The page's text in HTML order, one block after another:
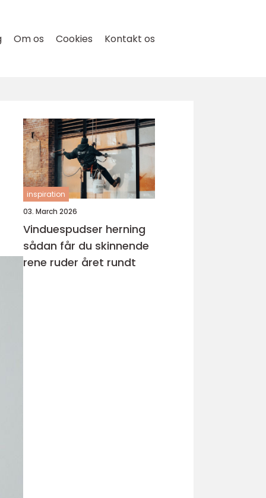
Om os Cookies Kontakt os
inspiration
03. March 2026
Vinduespudser herning
sådan får du skinnende
rene ruder året rundt